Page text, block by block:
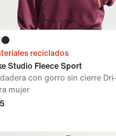
reciclados
Studio Fleece Sport
con gorro sin cierre
mujer